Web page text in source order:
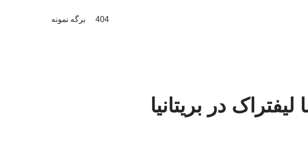
404 برگه نمونه
در بریتانیا